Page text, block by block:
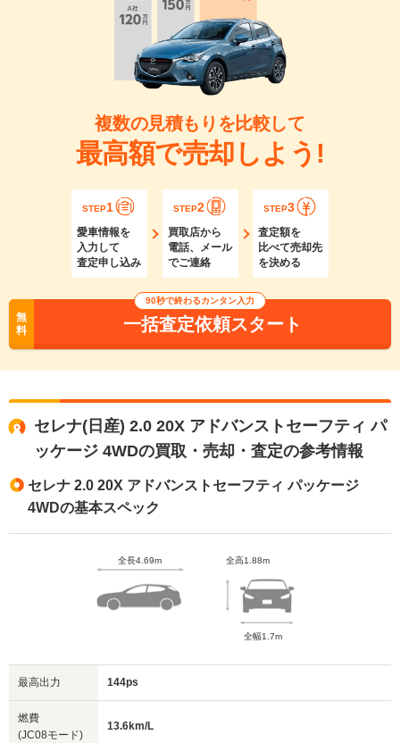
複数の見積もりを比較して
最高額で売却しよう!
STEP1
愛車情報を
入力して
査定申し込み
STEP2
買取店から
電話、メール
でご連絡
STEP3
査定額を
比べて売却先
を決める
無
料
90秒で終わるカンタン入力
一括査定依頼スタート
セレナ(日産) 2.0 20X アドバンストセーフティ パ
ッケージ 4WDの買取・売却・査定の参考情報
セレナ 2.0 20X アドバンストセーフティ パッケージ
4WDの基本スペック
全長4.69m 全高1.88m
全幅1.7m
最高出力 144ps
燃費
(JC08モード)
13.6km/L